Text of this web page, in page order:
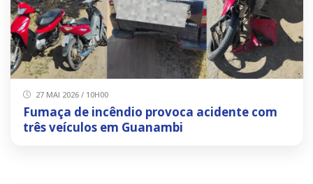
27 MAI 2026 / 10H00
Fumaça de incêndio provoca acidente com
três veículos em Guanambi